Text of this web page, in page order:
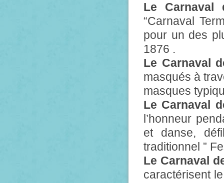
Le Carnaval
“Carnaval
pour un des
1876 .
Le Carnaval
masqués à
masques
Le Carnaval
l’honneur
et danse,
traditionnel ”
Le Carnaval
caractérisent